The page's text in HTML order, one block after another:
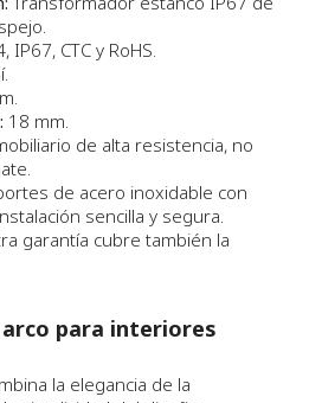
IP67, CTC y RoHS.
18 mm.
de alta resistencia, no
de acero inoxidable con
sencilla y segura.
garantía cubre también la
arco para interiores
la elegancia de la